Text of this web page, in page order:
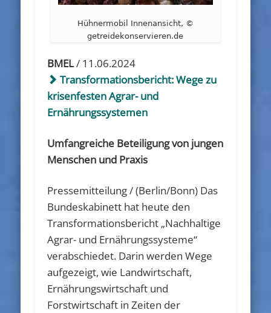
Hühnermobil Innenansicht, ©
getreidekonservieren.de
BMEL/ 11.06.2024
Transformationsbericht: Wege zu
krisenfesten Agrar- und
Ernährungssystemen
Umfangreiche Beteiligung von jungen
Menschen und Praxis
Pressemitteilung / (Berlin/Bonn) Das
Bundeskabinett hat heute den
Transformationsbericht „Nachhaltige
Agrar- und Ernährungssysteme“
verabschiedet. Darin werden Wege
aufgezeigt, wie Landwirtschaft,
Ernährungswirtschaft und
Forstwirtschaft in Zeiten der